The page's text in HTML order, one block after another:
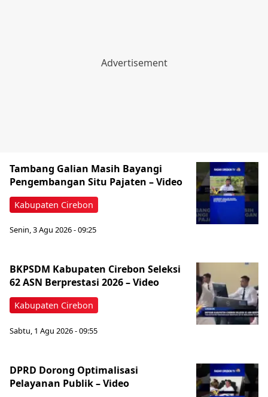
Kabupaten Cirebon
Tambang Galian Masih Bayangi
Pengembangan Situ Pajaten – Video
Senin, 3 Agu 2026 - 09:25
Kabupaten Cirebon
BKPSDM Kabupaten Cirebon Seleksi
62 ASN Berprestasi 2026 – Video
Sabtu, 1 Agu 2026 - 09:55
DPRD Dorong Optimalisasi
Pelayanan Publik – Video